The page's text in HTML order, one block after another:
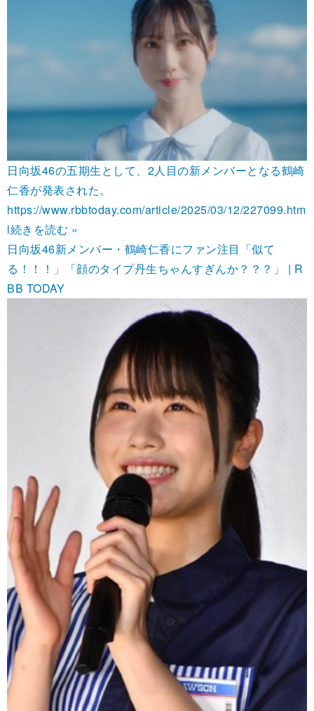
日向坂46の五期生として、2人目の新メンバーとなる鶴崎
仁香が発表された。
https://www.rbbtoday.com/article/2025/03/12/227099.htm
l続きを読む »
日向坂46新メンバー・鶴崎仁香にファン注目「似て
る！！！」「顔のタイプ丹生ちゃんすぎんか？？？」 | R
BB TODAY